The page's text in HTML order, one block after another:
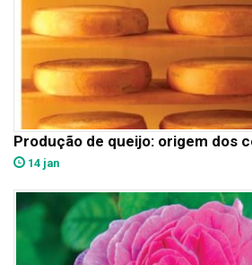
Produção de queijo: origem dos
14 jan